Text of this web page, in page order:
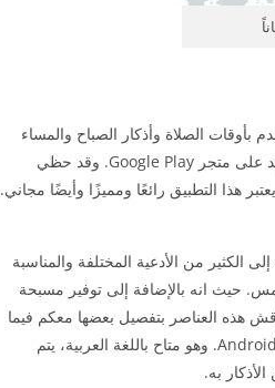
بأوقات الصلاة وأذكار الصباح والمساء
والأدعية. بالإضافة إلى تذكيره بالورود اليومية، يتوفر هذا التطبيق لجميع هواتف الأندرويد على متجر Google Play. وقد حظي
هذا التطبيق رائعًا ومميزًا وأيضًا مجاني.
الكثير من الأدعية المختلفة والمناسبة
حيث انه بالإضافة إلى توفير مسبحة
هذه العناصر بتفصيل بعضها معكم فيما
يلي. كذلك حجم التطبيق صغير بما يكفي للعمل بدون مشاكل على العديد من أجهزة Android. وهو متاح باللغة العربية، يتم
به.